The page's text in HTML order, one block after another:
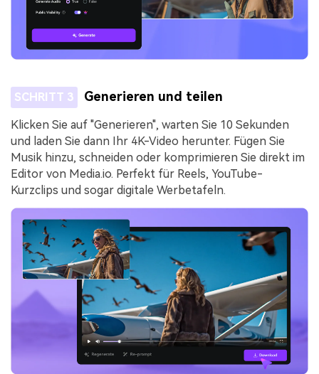
SCHRITT 3 Generieren und teilen
Klicken Sie auf "Generieren", warten Sie 10 Sekunden
und laden Sie dann Ihr 4K-Video herunter. Fügen Sie
Musik hinzu, schneiden oder komprimieren Sie direkt im
Editor von Media.io. Perfekt für Reels, YouTube-
Kurzclips und sogar digitale Werbetafeln.